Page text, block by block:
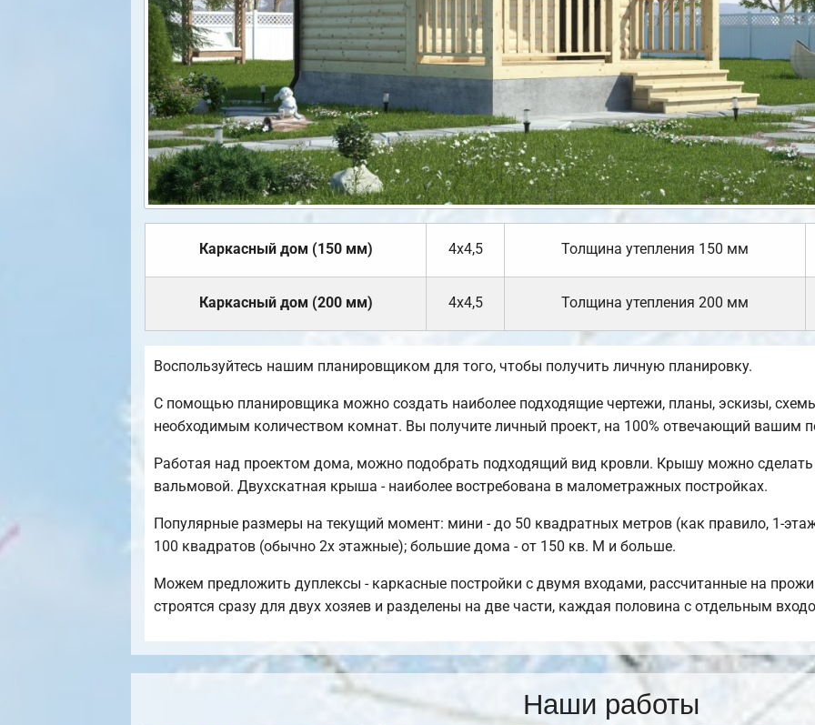
Каркасный дом (150 мм) 4х4,5 Толщина утепления 150 мм
Каркасный дом (200 мм) 4х4,5 Толщина утепления 200 мм
Воспользуйтесь нашим планировщиком для того, чтобы получить личную планировку.
С помощью планировщика можно создать наиболее подходящие чертежи, планы, эскизы,
необходимым количеством комнат. Вы получите личный проект, на 100% отвечающий вашим
Работая над проектом дома, можно подобрать подходящий вид кровли. Крышу можно сделать
вальмовой. Двухскатная крыша - наиболее востребована в малометражных постройках.
Популярные размеры на текущий момент: мини - до 50 квадратных метров (как правило, 1-
100 квадратов (обычно 2х этажные); большие дома - от 150 кв. М и больше.
Можем предложить дуплексы - каркасные постройки с двумя входами, рассчитанные на
строятся сразу для двух хозяев и разделены на две части, каждая половина с отдельным
Наши работы